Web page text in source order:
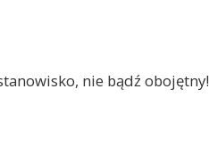
nie bądź obojętny!